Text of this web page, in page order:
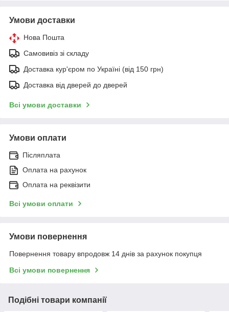
Умови доставки
Нова Пошта
Самовивіз зі складу
Доставка кур'єром по Україні (від 150 грн)
Доставка від дверей до дверей
Всі умови доставки
Умови оплати
Післяплата
Оплата на рахунок
Оплата на реквізити
Всі умови оплати
Умови повернення
Повернення товару впродовж 14 днів за рахунок покупця
Всі умови повернення
Подібні товари компанії